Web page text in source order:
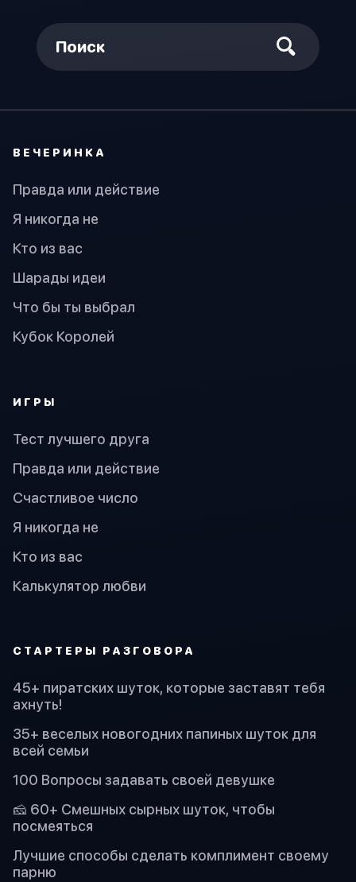
Поиск
ВЕЧЕРИНКА
Правда или действие
Я никогда не
Кто из вас
Шарады идеи
Что бы ты выбрал
Кубок Королей
ИГРЫ
Тест лучшего друга
Правда или действие
Счастливое число
Я никогда не
Кто из вас
Калькулятор любви
СТАРТЕРЫ РАЗГОВОРА
45+ пиратских шуток, которые заставят тебя
ахнуть!
35+ веселых новогодних папиных шуток для
всей семьи
100 Вопросы задавать своей девушке
🧀 60+ Смешных сырных шуток, чтобы
посмеяться
Лучшие способы сделать комплимент своему
парню